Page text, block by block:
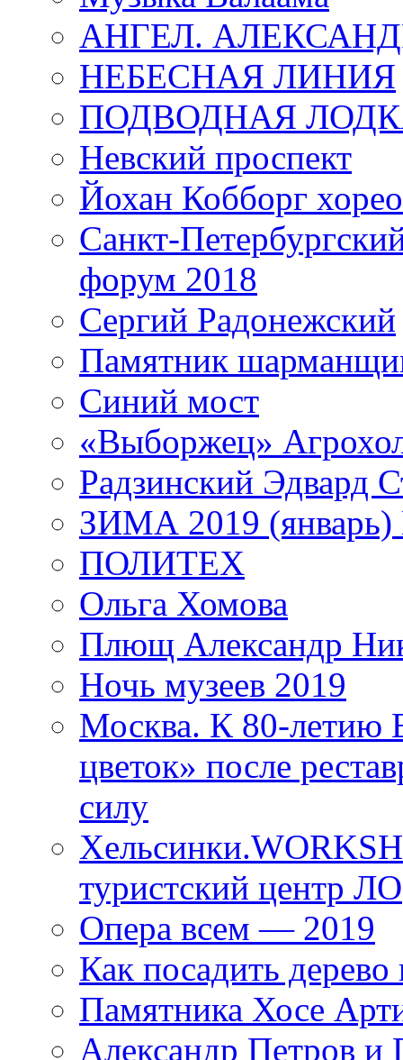
АНГЕЛ.
НЕБЕСНАЯ ЛИНИЯ
ПОДВОДНАЯ
Невский проспект
Йохан Кобборг
Санкт-
форум 2018
Сергий Радонежский
Памятник
Синий мост
«Выборжец»
Радзинский Эдвард
ЗИМА 2019 (январь)
ПОЛИТЕХ
Ольга Хомова
Плющ Александр
Ночь музеев 2019
Москва. К 80-
цветок» после
силу
туристский центр ЛО
Опера всем — 2019
Как посадить дерево
Памятника Хосе
Александр Петров и